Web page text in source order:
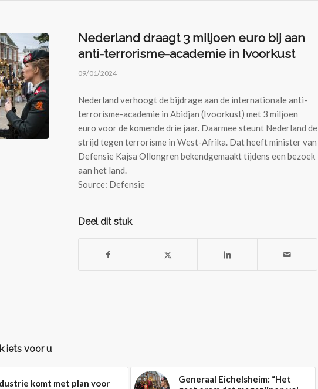
Nederland draagt 3 miljoen euro bij aan
anti-terrorisme-academie in Ivoorkust
09/01/2024
Nederland verhoogt de bijdrage aan de internationale anti-
terrorisme-academie in Abidjan (Ivoorkust) met 3 miljoen
euro voor de komende drie jaar. Daarmee steunt Nederland de
strijd tegen terrorisme in West-Afrika. Dat heeft minister van
Defensie Kajsa Ollongren bekendgemaakt tijdens een bezoek
aan het land.
Source: Defensie
Deel dit stuk
iets voor u
komt met plan voor
Generaal Eichelsheim: “Het